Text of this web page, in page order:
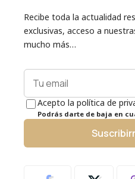
Recibe toda la actualidad
exclusivas, acceso a
mucho más…
Acepto la política de
Podrás darte de baja en